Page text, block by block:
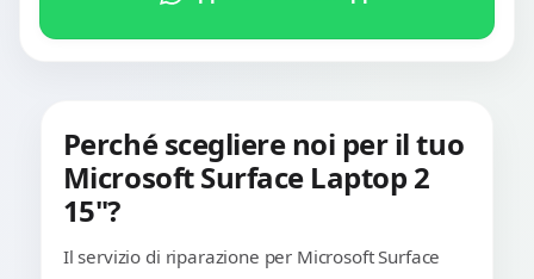
Perché scegliere noi per il tuo
Microsoft Surface Laptop 2
15"?
Il servizio di riparazione per Microsoft Surface